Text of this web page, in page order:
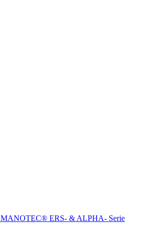
MANOTEC® ERS- & ALPHA- Serie